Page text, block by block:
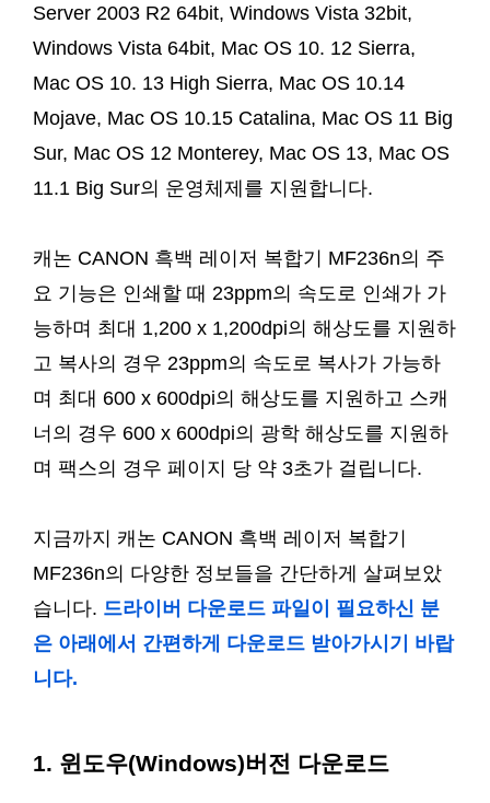
Server 2003 R2 64bit, Windows Vista 32bit,
Windows Vista 64bit, Mac OS 10. 12 Sierra,
Mac OS 10. 13 High Sierra, Mac OS 10.14
Mojave, Mac OS 10.15 Catalina, Mac OS 11 Big
Sur, Mac OS 12 Monterey, Mac OS 13, Mac OS
11.1 Big Sur의 운영체제를 지원합니다.
캐논 CANON 흑백 레이저 복합기 MF236n의 주
요 기능은 인쇄할 때 23ppm의 속도로 인쇄가 가
능하며 최대 1,200 x 1,200dpi의 해상도를 지원하
고 복사의 경우 23ppm의 속도로 복사가 가능하
며 최대 600 x 600dpi의 해상도를 지원하고 스캐
너의 경우 600 x 600dpi의 광학 해상도를 지원하
며 팩스의 경우 페이지 당 약 3초가 걸립니다.
지금까지 캐논 CANON 흑백 레이저 복합기
MF236n의 다양한 정보들을 간단하게 살펴보았
습니다. 드라이버 다운로드 파일이 필요하신 분
은 아래에서 간편하게 다운로드 받아가시기 바랍
니다.
1. 윈도우(Windows)버전 다운로드